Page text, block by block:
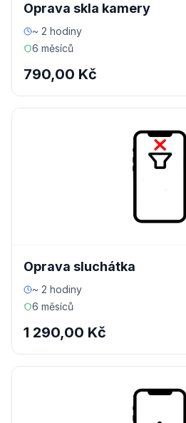
Oprava skla kamery
~ 2 hodiny
6 měsíců
790,00 Kč
Oprava sluchátka
~ 2 hodiny
6 měsíců
1 290,00 Kč